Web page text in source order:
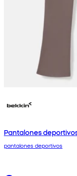
Pantalones
pantalones deportivos